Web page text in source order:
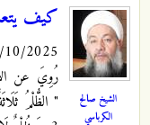
الشيخ صالح
الكرباسي
كيف
2025 - 11:23
رُوِيَ عن